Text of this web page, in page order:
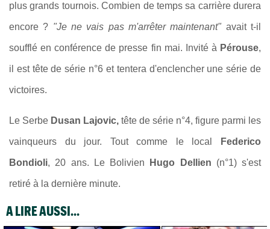
plus grands tournois. Combien de temps sa carrière durera
encore ? "Je ne vais pas m'arrêter maintenant" avait t-il
soufflé en conférence de presse fin mai. Invité à Pérouse,
il est tête de série n°6 et tentera d'enclencher une série de
victoires.
Le Serbe Dusan Lajovic, tête de série n°4, figure parmi les
vainqueurs du jour. Tout comme le local Federico
Bondioli, 20 ans. Le Bolivien Hugo Dellien (n°1) s'est
retiré à la dernière minute.
A LIRE AUSSI...